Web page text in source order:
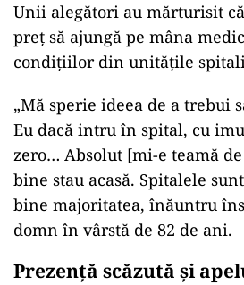
Unii alegători au mărturisit
preț să ajungă pe mâna
condițiilor din unitățile
„Mă sperie ideea de a trebui
Eu dacă intru în spital, cu
zero… Absolut [mi-e teamă
bine stau acasă. Spitalele
bine majoritatea, înăuntru
domn în vârstă de 82 de ani.
Prezență scăzută și